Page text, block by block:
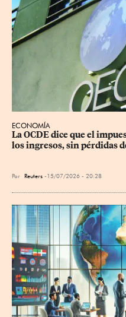
ECONOMÍA
La OCDE dice que el
los ingresos, sin pérdidas
Por Reuters 15/07/2026 - 20:28